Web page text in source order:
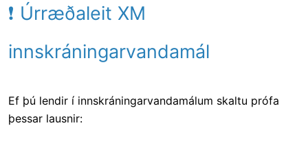
❗ Úrræðaleit XM
innskráningarvandamál
Ef þú lendir í innskráningarvandamálum skaltu prófa
þessar lausnir: